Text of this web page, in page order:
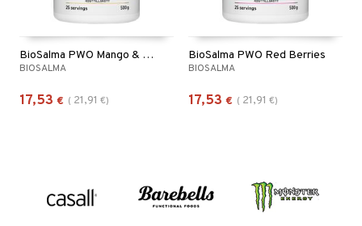
BioSalma PWO Mango & Passionsfrukt
BIOSALMA
17,53 € ( 21,91 €)
BioSalma PWO Red Berries
BIOSALMA
17,53 € ( 21,91 €)